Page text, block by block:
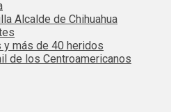
Alcalde de Chihuahua
y más de 40 heridos
de los Centroamericanos